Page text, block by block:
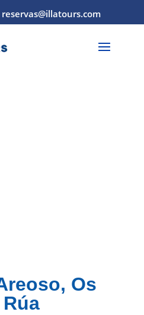
reservas@illatours.com
Os